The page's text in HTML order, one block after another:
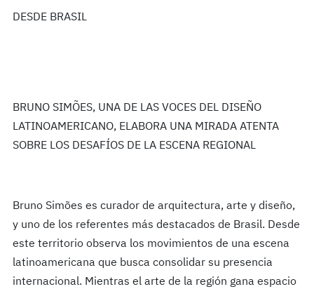
DESDE BRASIL
BRUNO SIMÕES, UNA DE LAS VOCES DEL DISEÑO
LATINOAMERICANO, ELABORA UNA MIRADA ATENTA
SOBRE LOS DESAFÍOS DE LA ESCENA REGIONAL
Bruno Simões es curador de arquitectura, arte y diseño,
y uno de los referentes más destacados de Brasil. Desde
este territorio observa los movimientos de una escena
latinoamericana que busca consolidar su presencia
internacional. Mientras el arte de la región gana espacio